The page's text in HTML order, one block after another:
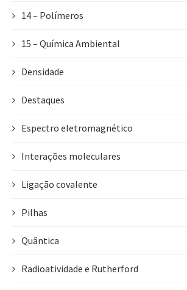
14 – Polímeros
15 – Química Ambiental
Densidade
Destaques
Espectro eletromagnético
Interações moleculares
Ligação covalente
Pilhas
Quântica
Radioatividade e Rutherford